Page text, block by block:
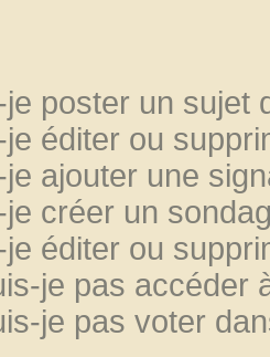
poster un sujet
éditer ou
ajouter une
créer un
éditer ou
je pas accéder
je pas voter